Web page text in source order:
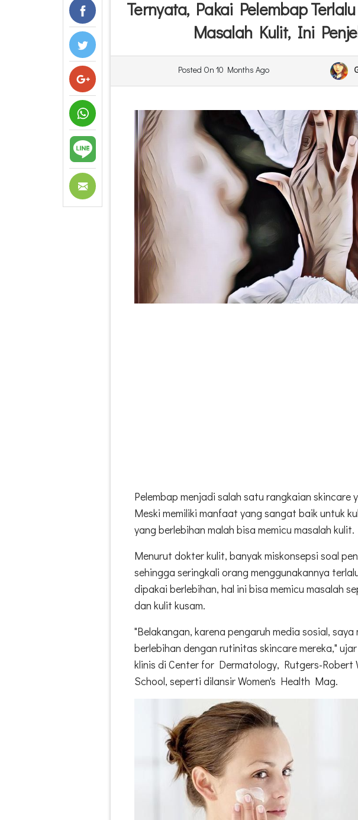
Ternyata, Pakai Pelembap
Masalah Kulit, Ini
Posted On 10 Months Ago
Pelembap menjadi salah satu rangkaian skincare
Meski memiliki manfaat yang sangat baik untuk
yang berlebihan malah bisa memicu masalah kulit.
Menurut dokter kulit, banyak miskonsepsi soal
sehingga seringkali orang menggunakannya
dipakai berlebihan, hal ini bisa memicu masalah
dan kulit kusam.
"Belakangan, karena pengaruh media sosial,
berlebihan dengan rutinitas skincare mereka,"
klinis di Center for Dermatology, Rutgers-Robert
School, seperti dilansir Women's Health Mag.